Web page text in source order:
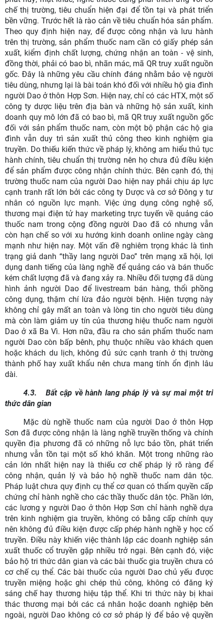
chế thị trường, tiêu chuẩn hiện đại để tồn tại và phát triển
bền vững. Trước hết là rào cản về tiêu chuẩn hóa sản phẩm.
Theo quy định hiện nay, để được công nhận và lưu hành
trên thị trường, sản phẩm thuốc nam cần có giấy phép sản
xuất, kiểm định chất lượng, chứng nhận an toàn - vệ sinh,
đồng thời, phải có bao bì, nhãn mác, mã QR truy xuất nguồn
gốc. Đây là những yêu cầu chính đáng nhằm bảo vệ người
tiêu dùng, nhưng lại là bài toán khó đối với nhiều hộ gia đình
người Dao ở thôn Hợp Sơn. Hiện nay, chỉ có các HTX, một số
công ty dược liệu trên địa bàn và những hộ sản xuất, kinh
doanh quy mô lớn đã có bao bì, mã QR truy xuất nguồn gốc
đối với sản phẩm thuốc nam, còn một bộ phận các hộ gia
đình vẫn duy trì sản xuất thủ công theo kinh nghiệm gia
truyền. Do thiếu kiến thức về pháp lý, không am hiểu thủ tục
hành chính, tiêu chuẩn thị trường nên họ chưa đủ điều kiện
để sản phẩm được công nhận chính thức. Bên cạnh đó, thị
trường thuốc nam của người Dao hiện nay phải chịu áp lực
cạnh tranh rất lớn bởi các công ty Dược và cơ sở Đông y tư
nhân có nguồn lực mạnh. Việc ứng dụng công nghệ số,
thương mại điện tử hay marketing trực tuyến về quảng cáo
thuốc nam trong cộng đồng người Dao đã có nhưng vẫn
còn hạn chế so với xu hướng kinh doanh online ngày càng
mạnh như hiện nay. Một vấn đề nghiêm trọng khác là tình
trạng giả danh “thầy lang người Dao” trên mạng xã hội, lợi
dụng danh tiếng của làng nghề để quảng cáo và bán thuốc
kém chất lượng đã và đang xảy ra. Nhiều đối tượng đã dùng
hình ảnh người Dao để livestream bán hàng, thổi phồng
công dụng, thậm chí lừa đảo người bệnh. Hiện tượng này
không chỉ gây mất an toàn và lòng tin cho người tiêu dùng
mà còn làm giảm uy tín của thương hiệu thuốc nam người
Dao ở xã Ba Vì. Hơn nữa, đầu ra cho sản phẩm thuốc nam
người Dao còn bấp bênh, phụ thuộc nhiều vào khách quen
hoặc khách du lịch, không đủ sức cạnh tranh ở thị trường
thành phố hay xuất khẩu nên chưa mang tính ổn định lâu
dài.
4.3.
Bất cập về hành lang pháp lý và sự mai một tri
thức dân gian
Mặc dù nghề thuốc nam của người Dao ở thôn Hợp
Sơn đã được công nhận là làng nghề truyền thống và chính
quyền địa phương đã có những nỗ lực bảo tồn, phát triển
nhưng vẫn tồn tại một số khó khăn. Một trong những rào
cản lớn nhất hiện nay là thiếu cơ chế pháp lý rõ ràng để
công nhận, quản lý và bảo hộ nghề thuốc nam dân tộc.
Pháp luật chưa quy định cụ thể cơ quan có thẩm quyền cấp
chứng chỉ hành nghề cho các thầy thuốc dân tộc. Phần lớn,
các lương y người Dao ở thôn Hợp Sơn chỉ hành nghề dựa
trên kinh nghiệm gia truyền, không có bằng cấp chính quy
nên không đủ điều kiện được cấp phép hành nghề y học cổ
truyền. Điều này khiến việc thành lập các doanh nghiệp sản
xuất thuốc cổ truyền gặp nhiều trở ngại. Bên cạnh đó, việc
bảo hộ tri thức dân gian và các bài thuốc gia truyền chưa có
cơ chế cụ thể. Các bài thuốc của người Dao chủ yếu được
truyền miệng hoặc ghi chép thủ công, không có đăng ký
sáng chế hay thương hiệu tập thể. Khi tri thức này bị khai
thác thương mại bởi các cá nhân hoặc doanh nghiệp bên
ngoài, người Dao không có cơ sở pháp lý để bảo vệ quyền